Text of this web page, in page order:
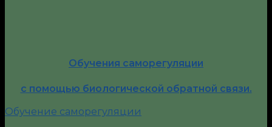
Обучения саморегуляции
с помощью биологической обратной связи.
Обучение саморегуляции